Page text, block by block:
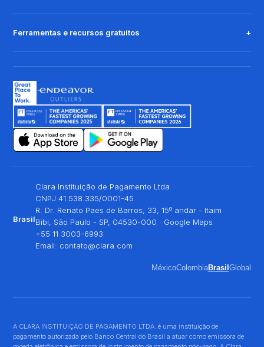
Ferramentas e recursos gratuitos
Brasil
Clara Instituição de Pagamento Ltda
CNPJ 41.538.335/0001-45
R. Dr. Renato Paes de Barros, 33, 15º andar - Itaim
Bibi, São Paulo - SP, 04530-000 · Google Maps
+55 11 3003-6993
Email: contato@clara.com
MéxicoColombiaBrasil Global
A CLARA INSTITUIÇÃO DE PAGAMENTO LTDA. é uma instituição de
pagamento autorizada pelo Banco Central do Brasil a atuar como emissora de